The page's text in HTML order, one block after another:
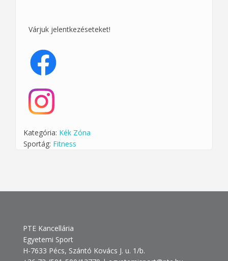
Várjuk jelentkezéseteket!
Kategória: Kék Zóna
Sportág: Fitness
PTE Kancellária
Egyetemi Sport
H-7633 Pécs, Szántó Kovács J. u. 1/b.